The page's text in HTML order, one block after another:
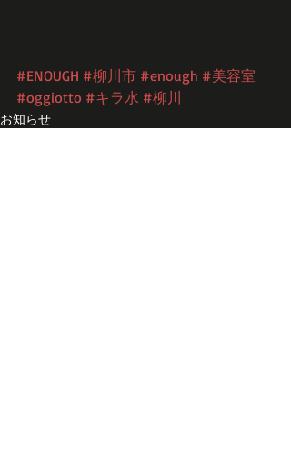
#ENOUGH #柳川市 #enough #美容室
#oggiotto #キラ水 #柳川
お知らせ